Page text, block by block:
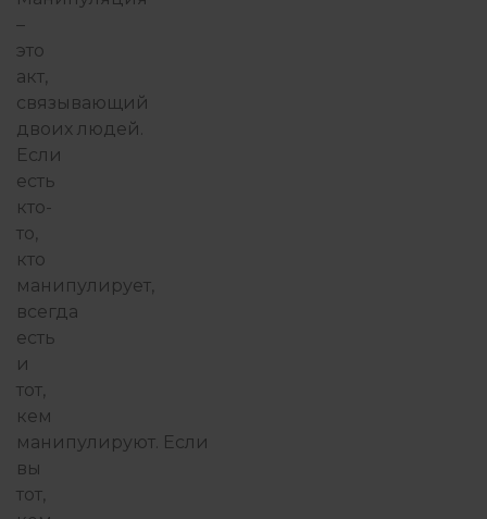
–
это
акт,
связывающий
двоих людей.
Если
есть
кто-
то,
кто
манипулирует,
всегда
есть
и
тот,
кем
манипулируют. Если
вы
тот,